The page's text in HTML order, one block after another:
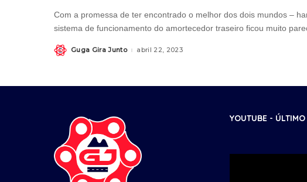
Com a promessa de ter encontrado o melhor dos dois mundos –
sistema de funcionamento do amortecedor traseiro ficou muito
Guga Gira Junto abril 22, 2023
YOUTUBE -